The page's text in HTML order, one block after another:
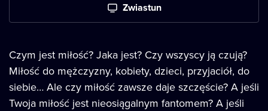
Zwiastun
Czym jest miłość? Jaka jest? Czy wszyscy ją czują?
Miłość do mężczyzny, kobiety, dzieci, przyjaciół, do
siebie… Ale czy miłość zawsze daje szczęście? A jeśli
Twoja miłość jest nieosiągalnym fantomem? A jeśli